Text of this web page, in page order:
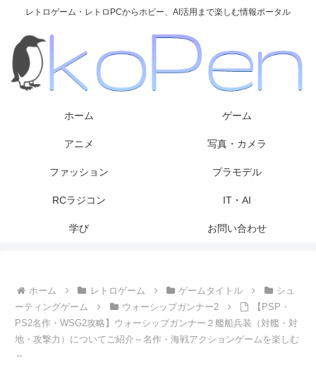
レトロゲーム・レトロPCからホビー、AI活用まで楽しむ情報ポータル
ホーム ゲーム
アニメ 写真・カメラ
ファッション プラモデル
RCラジコン IT・AI
学び お問い合わせ
ホーム レトロゲーム ゲームタイトル
シュ
ーティングゲーム
ウォーシップガンナー2
【PSP・
PS2名作・WSG2攻略】ウォーシップガンナー２艦船兵装（対艦・対
地・攻撃力）についてご紹介～名作・海戦アクションゲームを楽しむ
～